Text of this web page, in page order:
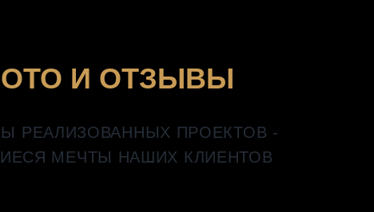
И ОТЗЫВЫ
РЕАЛИЗОВАННЫХ ПРОЕКТОВ -
МЕЧТЫ НАШИХ КЛИЕНТОВ